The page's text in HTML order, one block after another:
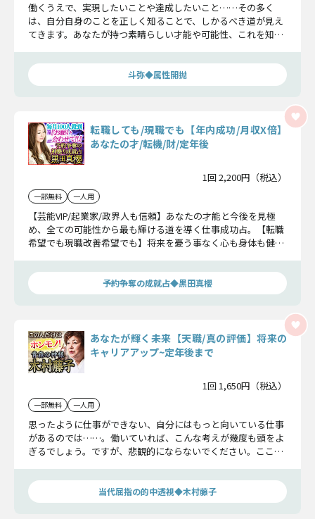
働くうえで、実現したいことや達成したいこと……その多く
は、自分自身のことを正しく知ることで、しかるべき道が見え
てきます。あなたが持つ素晴らしい才能や可能性、これを知れ
う、詳しく鑑定いたします！
斗弥◆属性開抛
転職しても/現職でも【年内成功/月収X倍】
あなたの才/転機/財/定年後
1回 2,200円（税込）
一部無料 一人用
【芸能VIP/起業家/政界人も信頼】あなたの才能と今後を見極
め、全ての可能性から最も輝ける道を導く仕事成功占。【転職
希望でも現職改善希望でも】将来を憂う事なく心も身体も健や
予約争奪の成就占◆黒田真櫻
あなたが輝く未来【天職/真の評価】将来の
キャリアアップ~定年後まで
1回 1,650円（税込）
一部無料 一人用
思ったように仕事ができない、自分にはもっと向いている仕事
があるのでは……。働いていれば、こんな考えが幾度も頭をよ
ぎるでしょう。ですが、悲観的にならないでください。ここで
伝えします。
当代屈指の的中透視◆木村藤子